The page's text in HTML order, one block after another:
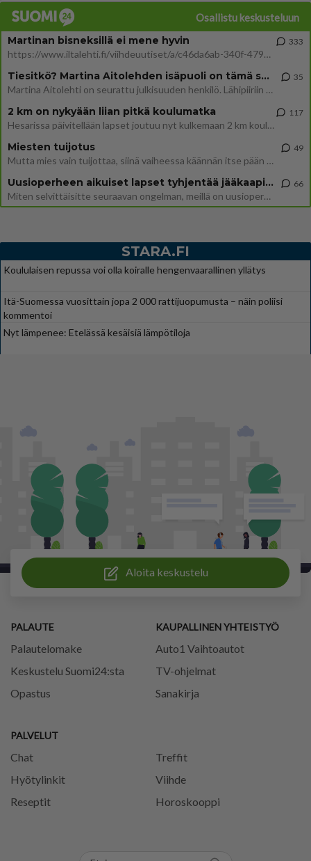
Osallistu keskusteluun
Martinan bisneksillä ei mene hyvin
https://www.iltalehti.fi/viihdeuutiset/a/c46da6ab-340f-4790-aaa7-0865eed2336 Yrityksen konkurssihakemus on tullut kärä
333
Tiesitkö? Martina Aitolehden isäpuoli on tämä suosittu laulaja
Martina Aitolehti on seurattu julkisuuden henkilö. Lähipiiriin mahtuu muitakin tunnettuja henkilöitä. Tiesitkö, että Ma
35
2 km on nykyään liian pitkä koulumatka
Hesarissa päivitellään lapset joutuu nyt kulkemaan 2 km kouluun jösses. Ruostefillarilla tuo matka menee vaikka miten äk
117
Miesten tuijotus
Mutta mies vain tuijottaa, siinä vaiheessa käännän itse pään pois. Mikä juttu? Yleensä jos joku tuijottaa tai katsoo, hä
49
Uusioperheen aikuiset lapset tyhjentää jääkaapin käydessään
Miten selvittäisitte seuraavan ongelman, meillä on uusioperhe, minulla teini-ikäiset lapset ja puolisolla aikuiset, jotk
66
STARA.FI
Koululaisen repussa voi olla koiralle hengenvaarallinen yllätys
Itä-Suomessa vuosittain jopa 2 000 rattijuopumusta – näin poliisi
kommentoi
Nyt lämpenee: Etelässä kesäisiä lämpötiloja
Aloita keskustelu
PALAUTE
Palautelomake
Keskustelu Suomi24:sta
Opastus
PALVELUT
Chat
Treffit
Hyötylinkit
Viihde
Reseptit
Horoskooppi
KAUPALLINEN YHTEISTYÖ
Auto1 Vaihtoautot
TV-ohjelmat
Sanakirja